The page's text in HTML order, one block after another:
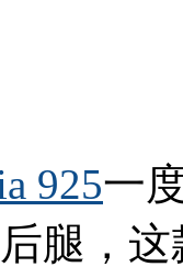
925一
腿，